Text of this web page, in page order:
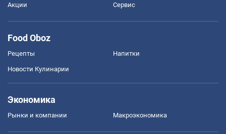
Акции Сервис
Food Oboz
Рецепты Напитки
Новости Кулинарии
Экономика
Рынки и компании Mакроэкономика